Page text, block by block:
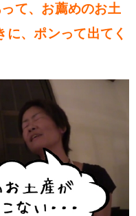
て、お薦めのお土
、ポンって出てく